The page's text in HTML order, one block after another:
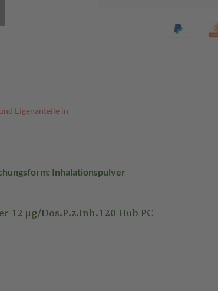
Eigenanteile in
Inhalationspulver
µg/Dos.P.z.Inh.120 Hub PC